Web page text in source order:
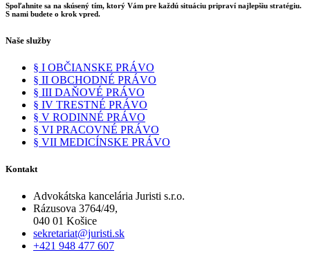
Spoľahnite sa na skúsený tím, ktorý Vám pre každú situáciu pripraví najlepšiu stratégiu.
S nami budete o krok vpred.
Naše služby
§ I OBČIANSKE PRÁVO
§ II OBCHODNÉ PRÁVO
§ III DAŇOVÉ PRÁVO
§ IV TRESTNÉ PRÁVO
§ V RODINNÉ PRÁVO
§ VI PRACOVNÉ PRÁVO
§ VII MEDICÍNSKE PRÁVO
Kontakt
Advokátska kancelária Juristi s.r.o.
Rázusova 3764/49,
040 01 Košice
sekretariat@juristi.sk
+421 948 477 607